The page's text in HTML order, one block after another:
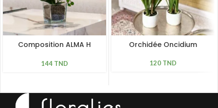
Composition ALMA H
144 TND
Orchidée Oncidium
120 TND